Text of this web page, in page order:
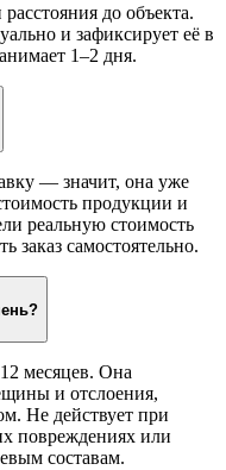
до объекта.
и зафиксирует её в
1–2 дня.
— значит, она уже
продукции и
реальную стоимость
заказ самостоятельно.
12 месяцев. Она
и отслоения,
Не действует при
повреждениях или
составам.